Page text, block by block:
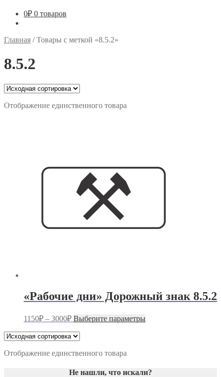
0₽ 0 товаров
Главная /Товары с меткой «8.5.2»
8.5.2
Отображение единственного товара
«Рабочие дни» Дорожный знак 8.5.2
1150₽ – 3000₽Диапазон
1150₽
3000₽
Выберите параметрыЭтот
можно
Отображение единственного товара
Не нашли, что искали?